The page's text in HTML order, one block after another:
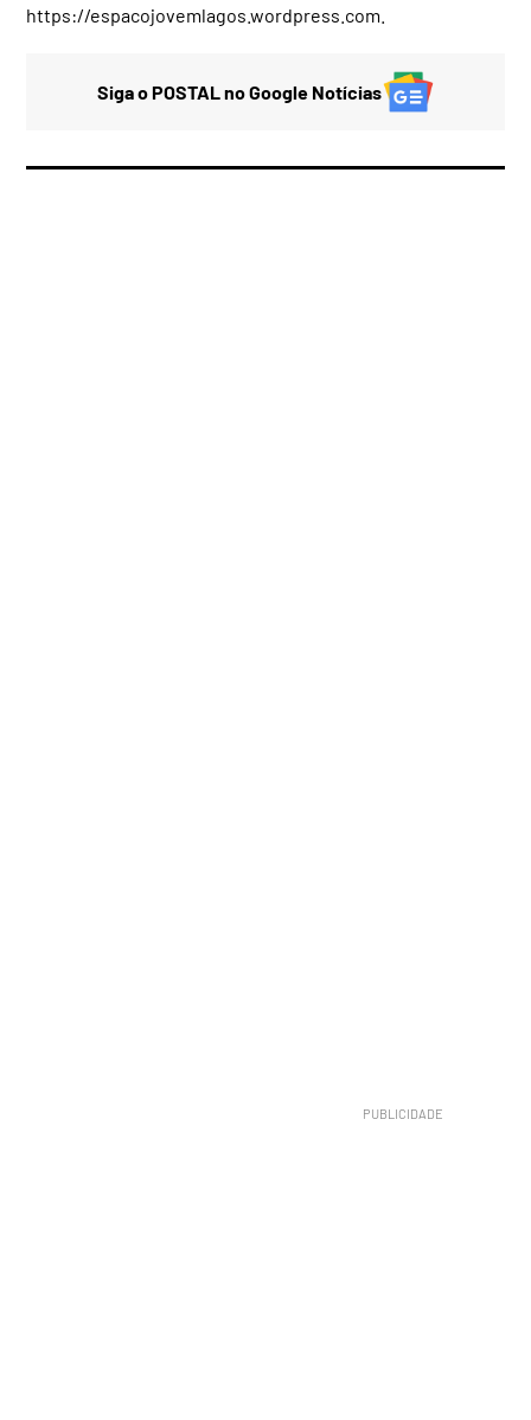
https://espacojovemlagos.wordpress.com.
Siga o POSTAL no Google Notícias